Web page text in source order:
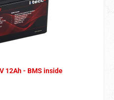
12Ah - BMS inside